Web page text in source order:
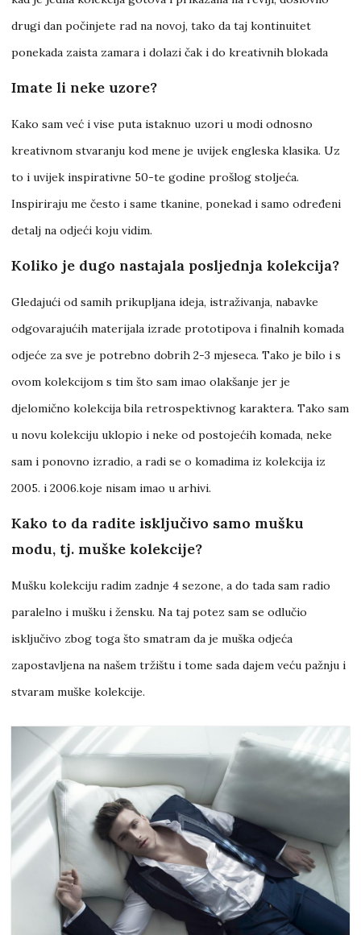
drugi dan počinjete rad na novoj, tako da taj kontinuitet
ponekada zaista zamara i dolazi čak i do kreativnih blokada
Imate li neke uzore?
Kako sam već i vise puta istaknuo uzori u modi odnosno
kreativnom stvaranju kod mene je uvijek engleska klasika. Uz
to i uvijek inspirativne 50-te godine prošlog stoljeća.
Inspiriraju me često i same tkanine, ponekad i samo određeni
detalj na odjeći koju vidim.
Koliko je dugo nastajala posljednja kolekcija?
Gledajući od samih prikupljana ideja, istraživanja, nabavke
odgovarajućih materijala izrade prototipova i finalnih komada
odjeće za sve je potrebno dobrih 2-3 mjeseca. Tako je bilo i s
ovom kolekcijom s tim što sam imao olakšanje jer je
djelomično kolekcija bila retrospektivnog karaktera. Tako sam
u novu kolekciju uklopio i neke od postojećih komada, neke
sam i ponovno izradio, a radi se o komadima iz kolekcija iz
2005. i 2006.koje nisam imao u arhivi.
Kako to da radite isključivo samo mušku
modu, tj. muške kolekcije?
Mušku kolekciju radim zadnje 4 sezone, a do tada sam radio
paralelno i mušku i žensku. Na taj potez sam se odlučio
isključivo zbog toga što smatram da je muška odjeća
zapostavljena na našem tržištu i tome sada dajem veću pažnju i
stvaram muške kolekcije.